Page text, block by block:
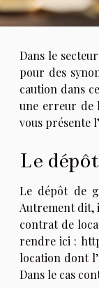
Dans le
pour des
caution dans
une erreur de
vous présente
Le
Le dépôt de
Autrement dit,
contrat de
rendre ici :
location dont
Dans le cas